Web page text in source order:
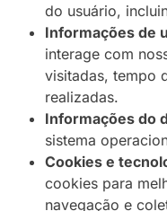
do usuário,
Informações de
interage com
visitadas, tempo
realizadas.
Informações do
sistema
Cookies e
cookies para
navegação e